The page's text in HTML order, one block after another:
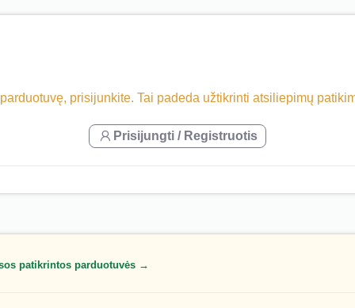
prisijunkite. Tai padeda užtikrinti atsiliepimų
Prisijungti / Registruotis
patikrintos parduotuvės →